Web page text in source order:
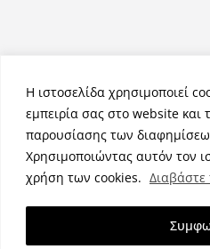
Η ιστοσελίδα χρησιμοποιεί
εμπειρία σας στο website και
παρουσίασης των
Χρησιμοποιώντας αυτόν τον
χρήση των cookies. Διαβάστε
Πνευματικά Δικαιώματα ©
δικαιώματα
Θέμα:ColorMagαπό